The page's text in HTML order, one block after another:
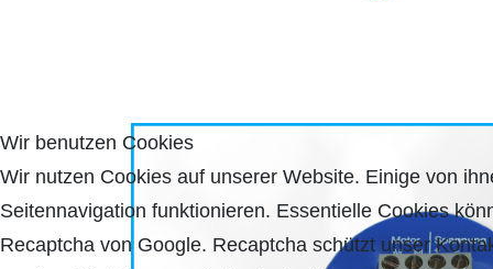
Wir benutzen Cookies
Wir nutzen Cookies auf unserer Website. Einige von
Seitennavigation funktionieren. Essentielle Cookies
Recaptcha von Google. Recaptcha schützt unser